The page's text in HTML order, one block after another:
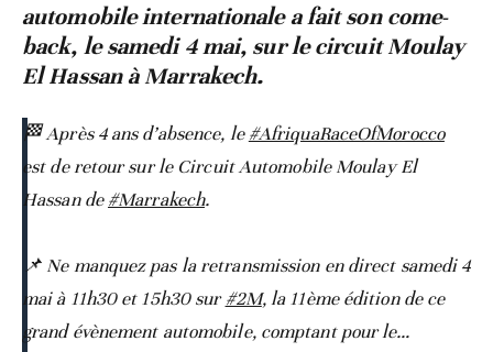
automobile internationale a fait son come-
back, le samedi 4 mai, sur le circuit Moulay
El Hassan à Marrakech.
🏁 Après 4 ans d’absence, le#AfriquaRaceOfMorocco
est de retour sur le Circuit Automobile Moulay El
Hassan de#Marrakech.
📌 Ne manquez pas la retransmission en direct samedi 4
mai à 11h30 et 15h30 sur#2M, la 11ème édition de ce
grand évènement automobile, comptant pour le…